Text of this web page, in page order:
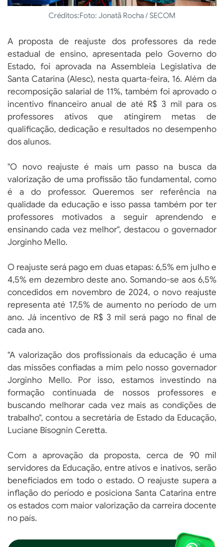
Créditos:Foto: Jonatã Rocha / SECOM
A proposta de reajuste dos professores da rede
estadual de ensino, apresentada pelo Governo do
Estado, foi aprovada na Assembleia Legislativa de
Santa Catarina (Alesc), nesta quarta-feira, 16. Além da
recomposição salarial de 11%, também foi aprovado o
incentivo financeiro anual de até R$ 3 mil para os
professores ativos que atingirem metas de
qualificação, dedicação e resultados no desempenho
dos alunos.
"O novo reajuste é mais um passo na busca da
valorização de uma profissão tão fundamental, como
é a do professor. Queremos ser referência na
qualidade da educação e isso passa também por ter
professores motivados a seguir aprendendo e
ensinando cada vez melhor", destacou o governador
Jorginho Mello.
O reajuste será pago em duas etapas: 6,5% em julho e
4,5% em dezembro deste ano. Somando-se aos 6,5%
concedidos em novembro de 2024, o novo reajuste
representa até 17,5% de aumento no período de um
ano. Já incentivo de R$ 3 mil será pago no final de
cada ano.
"A valorização dos profissionais da educação é uma
das missões confiadas a mim pelo nosso governador
Jorginho Mello. Por isso, estamos investindo na
formação continuada de nossos professores e
buscando melhorar cada vez mais as condições de
trabalho", contou a secretária de Estado da Educação,
Luciane Bisognin Ceretta.
Com a aprovação da proposta, cerca de 90 mil
servidores da Educação, entre ativos e inativos, serão
beneficiados em todo o estado. O reajuste supera a
inflação do período e posiciona Santa Catarina entre
os estados com maior valorização da carreira docente
no país.